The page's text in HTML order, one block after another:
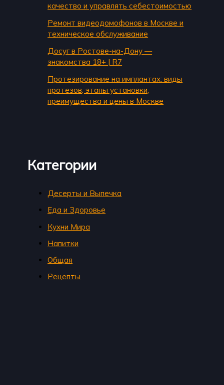
качество и управлять себестоимостью
Ремонт видеодомофонов в Москве и
техническое обслуживание
Досуг в Ростове-на-Дону —
знакомства 18+ | R7
Протезирование на имплантах: виды
протезов, этапы установки,
преимущества и цены в Москве
Категории
Десерты и Выпечка
Еда и Здоровье
Кухни Мира
Напитки
Общая
Рецепты